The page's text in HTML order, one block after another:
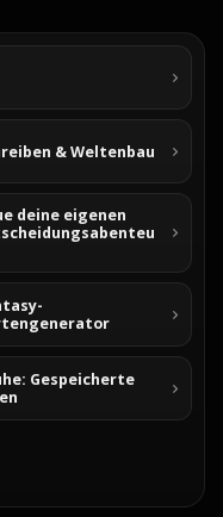
& Weltenbau
deine eigenen
Gespeicherte